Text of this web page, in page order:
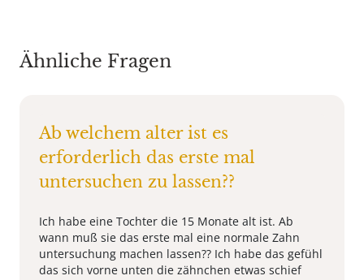
Ähnliche Fragen
Ab welchem alter ist es
erforderlich das erste mal
untersuchen zu lassen??
Ich habe eine Tochter die 15 Monate alt ist. Ab
wann muß sie das erste mal eine normale Zahn
untersuchung machen lassen?? Ich habe das gefühl
das sich vorne unten die zähnchen etwas schief